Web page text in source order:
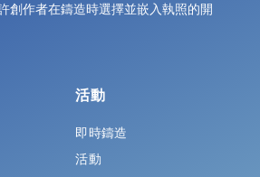
創作者在鑄造時選擇並嵌入執照的開
活動
即時鑄造
活動